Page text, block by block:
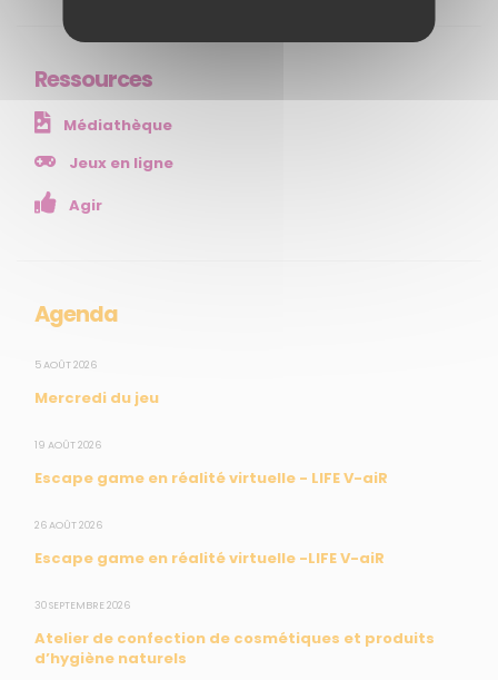
Ressources
Médiathèque
Jeux en ligne
Agir
Agenda
5 AOÛT 2026
Mercredi du jeu
19 AOÛT 2026
Escape game en réalité virtuelle - LIFE V-aiR
26 AOÛT 2026
Escape game en réalité virtuelle -LIFE V-aiR
30 SEPTEMBRE 2026
Atelier de confection de cosmétiques et produits
d’hygiène naturels
Comprendre
Agir
Ressources et publications
NOS SERVICES
Presse
Mesures du réseau Sargasses
Open Data
CONTACT
Mail : info@madininair.fr